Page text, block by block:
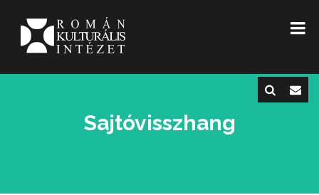
Sajtóvisszhang